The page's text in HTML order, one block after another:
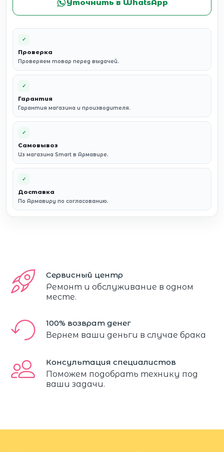
Уточнить в WhatsApp
✓
Проверка
Проверяем товар перед выдачей.
✓
Гарантия
Гарантия магазина и производителя.
✓
Самовывоз
Из магазина Smart в Армавире.
✓
Доставка
По Армавиру по согласованию.
Сервисный центр
Ремонт и обслуживание в одном
месте.
100% возврат денег
Вернем ваши деньги в случае брака
Консультация специалистов
Поможем подобрать технику под
ваши задачи.